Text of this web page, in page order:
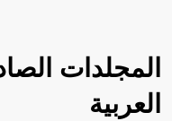
المجلدات
العربية